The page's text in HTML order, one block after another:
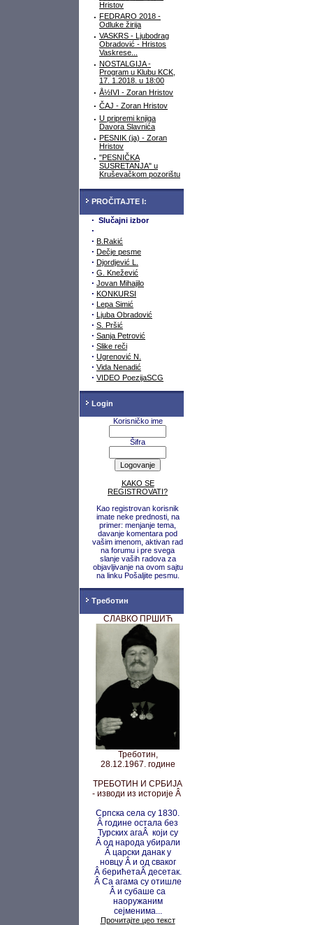
Hristov
· FEDRARO 2018 -
Odluke žirija
· VASKRS - Ljubodrag
Obradović - Hristos
Vaskrese...
· NOSTALGIJA -
Program u Klubu KCK,
17. 1.2018. u 18:00
· Å½IVI - Zoran Hristov
· ČAJ - Zoran Hristov
· U pripremi knjiga
Davora Slavnića
· PESNIK (ja) - Zoran
Hristov
· "PESNIČKA
SUSRETANJA" u
Kruševačkom pozorištu
PROČITAJTE I:
· Slučajni izbor
·
· B.Rakić
· Dečje pesme
· Djordjević L.
· G. Knežević
· Jovan Mihajilo
· KONKURSI
· Lepa Simić
· Ljuba Obradović
· S. Pršić
· Sanja Petrović
· Slike reči
· Ugrenović N.
· Vida Nenadić
· VIDEO PoezijaSCG
Login
Korisničko ime
Šifra
KAKO SE
REGISTROVATI?
Kao registrovan korisnik
imate neke prednosti, na
primer: menjanje tema,
davanje komentara pod
vašim imenom, aktivan rad
na forumu i pre svega
slanje vaših radova za
objavljivanje na ovom sajtu
na linku Pošaljite pesmu.
Треботин
СЛАВКО ПРШИЋ
Треботин,
28.12.1967. године
ТРЕБОТИН И СРБИЈА
- изводи из историје Â
Српска села су 1830.
Â године остала без
Турских агаÂ који су
Â од народа убирали
Â царски данак у
новцу Â и од сваког
Â берићетаÂ десетак.
Â Са агама су отишле
Â и субаше са
наоружаним
сејменима...
Прочитајте цео текст